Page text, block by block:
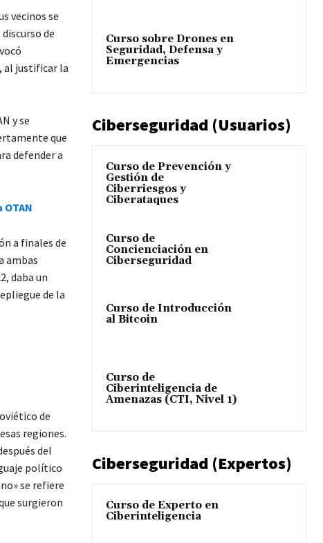
vecinos se
de
al justificar la
y se
que
defender a
a finales de
ambas
daba un
de la
de
regiones.
del
político
se refiere
surgieron
Curso sobre Drones en
Seguridad, Defensa y
Emergencias
Ciberseguridad (Usuarios)
Curso de Prevención y
Gestión de
Ciberriesgos y
Ciberataques
Curso de
Concienciación en
Ciberseguridad
Curso de Introducción
al Bitcoin
Curso de
Ciberinteligencia de
Amenazas (CTI, Nivel 1)
Ciberseguridad (Expertos)
Curso de Experto en
Ciberinteligencia